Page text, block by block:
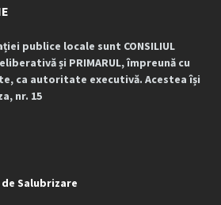
publice locale sunt CONSILIUL
și PRIMARUL, împreună cu
ca autoritate executivă. Acestea își
nr. 15
Salubrizare